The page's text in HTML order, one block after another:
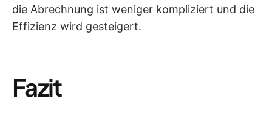
die Abrechnung ist weniger kompliziert und die
Effizienz wird gesteigert.
Fazit